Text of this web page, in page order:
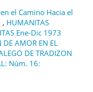
el Camino Hacia el
, HUMANITAS
Ene-Dic 1973
DE AMOR EN EL
DE TRADIZON
Núm. 16: